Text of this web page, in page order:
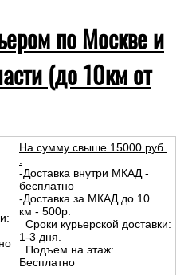
по Москве и
(до 10км от
На сумму свыше 15000 руб.
:
-Доставка внутри МКАД -
бесплатно
-Доставка за МКАД до 10
км - 500р.
Сроки курьерской доставки:
1-3 дня.
Подъем на этаж:
Бесплатно